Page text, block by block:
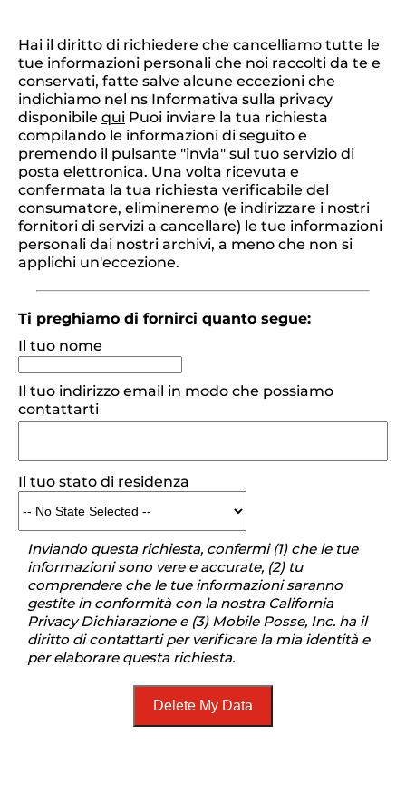
Hai il diritto di richiedere che cancelliamo tutte le
tue informazioni personali che noi raccolti da te e
conservati, fatte salve alcune eccezioni che
indichiamo nel ns Informativa sulla privacy
disponibile qui Puoi inviare la tua richiesta
compilando le informazioni di seguito e
premendo il pulsante "invia" sul tuo servizio di
posta elettronica. Una volta ricevuta e
confermata la tua richiesta verificabile del
consumatore, elimineremo (e indirizzare i nostri
fornitori di servizi a cancellare) le tue informazioni
personali dai nostri archivi, a meno che non si
applichi un'eccezione.
Ti preghiamo di fornirci quanto segue:
Il tuo nome
Il tuo indirizzo email in modo che possiamo
contattarti
Il tuo stato di residenza
Inviando questa richiesta, confermi (1) che le tue
informazioni sono vere e accurate, (2) tu
comprendere che le tue informazioni saranno
gestite in conformità con la nostra California
Privacy Dichiarazione e (3) Mobile Posse, Inc. ha il
diritto di contattarti per verificare la mia identità e
per elaborare questa richiesta.
Delete My Data